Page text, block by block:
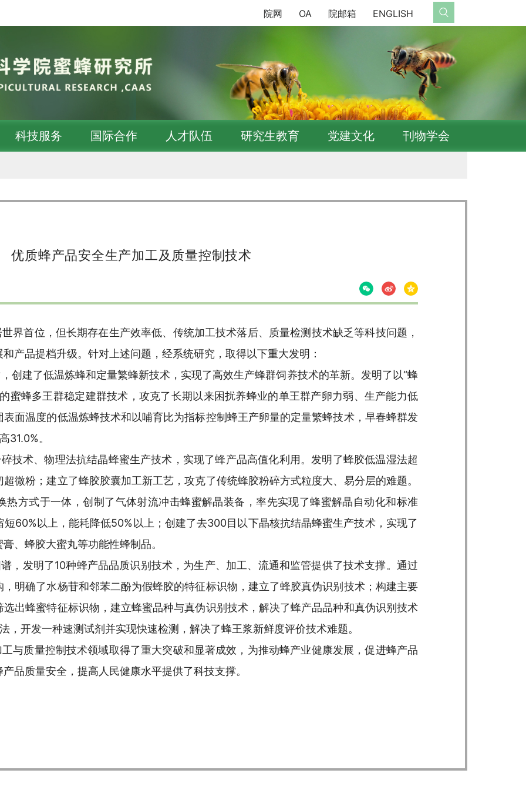
院网 OA 院邮箱 ENGLISH
科技服务 国际合作 人才队伍 研究生教育 党建文化 刊物学会
优质蜂产品安全生产加工及质量控制技术
界首位，但长期存在生产效率低、传统加工技术落后、质量检测技术缺乏等科技问题，
产品提档升级。针对上述问题，经系统研究，取得以下重大发明：
创建了低温炼蜂和定量繁蜂新技术，实现了高效生产蜂群饲养技术的革新。发明了以“蜂
蜜蜂多王群稳定建群技术，攻克了长期以来困扰养蜂业的单王群产卵力弱、生产能力低
面温度的低温炼蜂技术和以哺育比为指标控制蜂王产卵量的定量繁蜂技术，早春蜂群发
31.0%。
技术、物理法抗结晶蜂蜜生产技术，实现了蜂产品高值化利用。发明了蜂胶低温湿法超
微粉；建立了蜂胶胶囊加工新工艺，攻克了传统蜂胶粉碎方式粒度大、易分层的难题。
热方式于一体，创制了气体射流冲击蜂蜜解晶装备，率先实现了蜂蜜解晶自动化和标准
60%以上，能耗降低50%以上；创建了去300目以下晶核抗结晶蜂蜜生产技术，实现了
、蜂胶大蜜丸等功能性蜂制品。
，发明了10种蜂产品品质识别技术，为生产、加工、流通和监管提供了技术支撑。通过
明确了水杨苷和邻苯二酚为假蜂胶的特征标识物，建立了蜂胶真伪识别技术；构建主要
出蜂蜜特征标识物，建立蜂蜜品种与真伪识别技术，解决了蜂产品品种和真伪识别技术
，开发一种速测试剂并实现快速检测，解决了蜂王浆新鲜度评价技术难题。
与质量控制技术领域取得了重大突破和显著成效，为推动蜂产业健康发展，促进蜂产品
品质量安全，提高人民健康水平提供了科技支撑。